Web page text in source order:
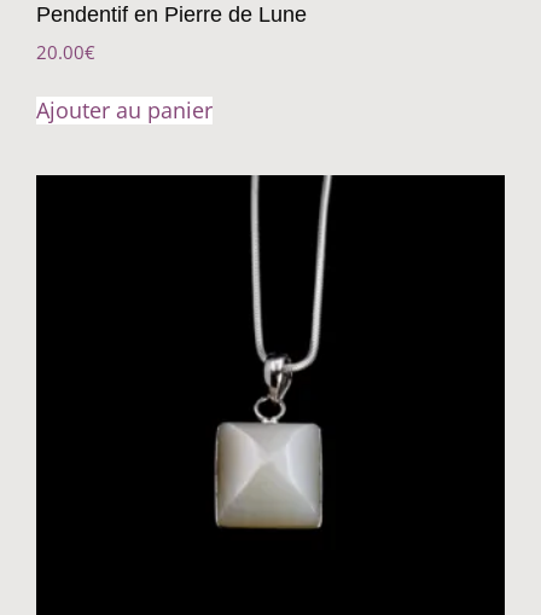
Pendentif en Pierre de Lune
20.00€
Ajouter au panier